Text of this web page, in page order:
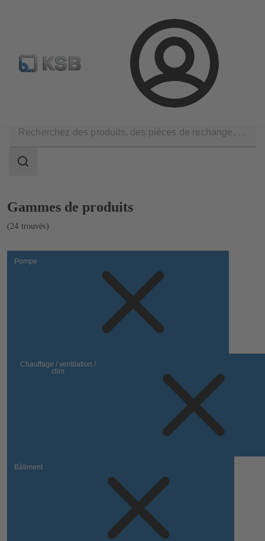
Connexion
Configurer un produit KSB Select Recherche
Champ
Affichage
de
24
Gammes de produits
(24 trouvés)
Pompe
Chauffage / ventilation /
clim
Bâtiment